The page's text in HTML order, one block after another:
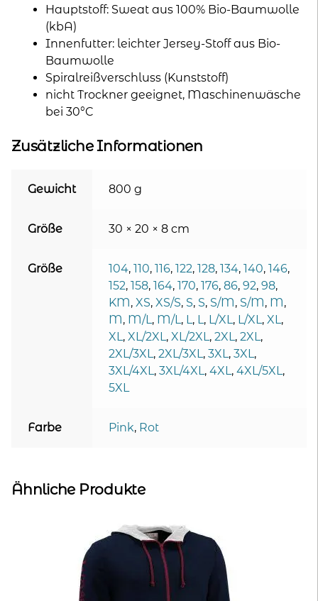
Hauptstoff: Sweat aus 100% Bio-Baumwolle
(kbA)
Innenfutter: leichter Jersey-Stoff aus Bio-
Baumwolle
Spiralreißverschluss (Kunststoff)
nicht Trockner geeignet, Maschinenwäsche
bei 30°C
Zusätzliche Informationen
Gewicht 800 g
Größe 30 × 20 × 8 cm
Größe 104, 110, 116, 122, 128, 134, 140, 146,
152, 158, 164, 170, 176, 86, 92, 98,
KM, XS, XS/S, S, S, S/M, S/M, M,
M, M/L, M/L, L, L, L/XL, L/XL, XL,
XL, XL/2XL, XL/2XL, 2XL, 2XL,
2XL/3XL, 2XL/3XL, 3XL, 3XL,
3XL/4XL, 3XL/4XL, 4XL, 4XL/5XL,
5XL
Farbe Pink, Rot
Ähnliche Produkte